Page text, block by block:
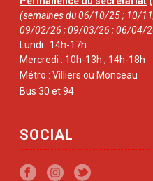
(semaines du 06/10/25 ; 10/
09/02/26 ; 09/03/26 ; 06/04/
Lundi : 14h-17h
Mercredi : 10h-13h ; 14h-18h
Métro : Villiers ou Monceau
Bus 30 et 94
SOCIAL